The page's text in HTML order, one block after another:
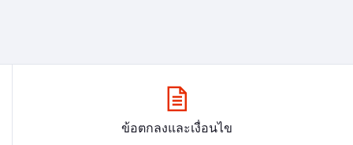
ข้อตกลงและเงื่อนไข